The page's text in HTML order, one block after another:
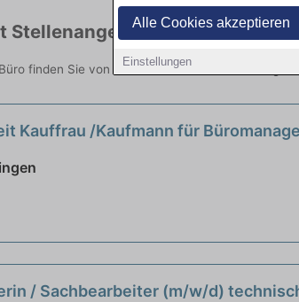
Alle Cookies akzeptieren
Einstellungen
im Büro
finden Sie von namhaften Firmen in der
Kauffrau /Kaufmann für
/ Sachbearbeiter (m/w/d)